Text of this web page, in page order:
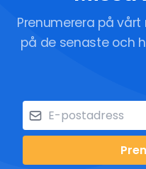
Prenumerera på
på de senaste och